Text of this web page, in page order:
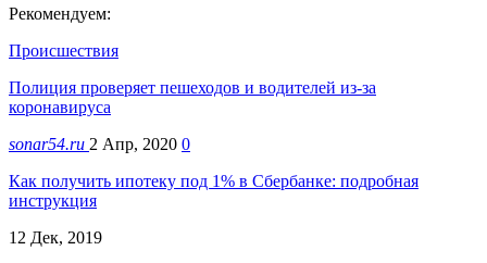
Рекомендуем:
Происшествия
Полиция проверяет пешеходов и водителей из-за
коронавируса
sonar54.ru 2 Апр, 2020 0
Как получить ипотеку под 1% в Сбербанке: подробная
инструкция
12 Дек, 2019